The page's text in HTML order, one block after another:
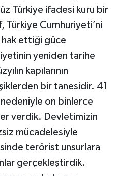
Türkiye ifadesi kuru bir
Türkiye Cumhuriyeti’ni
hak ettiği güce
yeniden tarihe
kapılarının
bir tanesidir. 41
nedeniyle on binlerce
verdik. Devletimizin
mücadelesiyle
terörist unsurlara
gerçekleştirdik.